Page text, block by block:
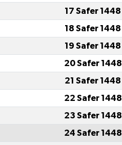
17 Safer 1448
18 Safer 1448
19 Safer 1448
20 Safer 1448
21 Safer 1448
22 Safer 1448
23 Safer 1448
24 Safer 1448